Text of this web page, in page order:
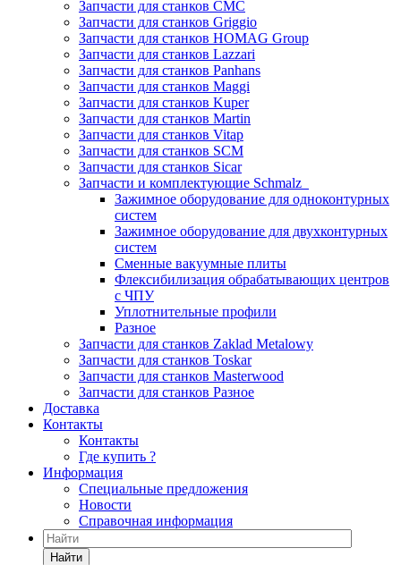
Запчасти для станков CMC
Запчасти для станков Griggio
Запчасти для станков HOMAG Group
Запчасти для станков Lazzari
Запчасти для станков Panhans
Запчасти для станков Maggi
Запчасти для станков Kuper
Запчасти для станков Martin
Запчасти для станков Vitap
Запчасти для станков SCM
Запчасти для станков Sicar
Запчасти и комплектующие Schmalz
Зажимное оборудование для одноконтурных
систем
Зажимное оборудование для двухконтурных
систем
Сменные вакуумные плиты
Флексибилизация обрабатывающих центров
с ЧПУ
Уплотнительные профили
Разное
Запчасти для станков Zaklad Metalowy
Запчасти для станков Toskar
Запчасти для станков Masterwood
Запчасти для станков Разное
Доставка
Контакты
Контакты
Где купить ?
Информация
Специальные предложения
Новости
Справочная информация
Найти